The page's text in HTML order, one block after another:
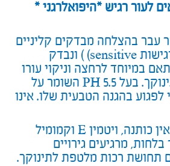
לעור רגיש *היפואלרגני *
עבר בהצלחה מבדקים קליניים
של היפואלרגניות, רגישות sensitive) ) ונבדק
במיוחד לרחצה וניקוי עורו
העדין והרגיש של תינוקך. בעל PH 5.5 השומר על
לפגוע בהגנה הטבעית שלו. אינו
אל-סבון מכיל פרוטאין כותנה, ויטמין E וקמומיל
מרגיעים גירויים
תחושת רכות מלטפת לתינוקך.